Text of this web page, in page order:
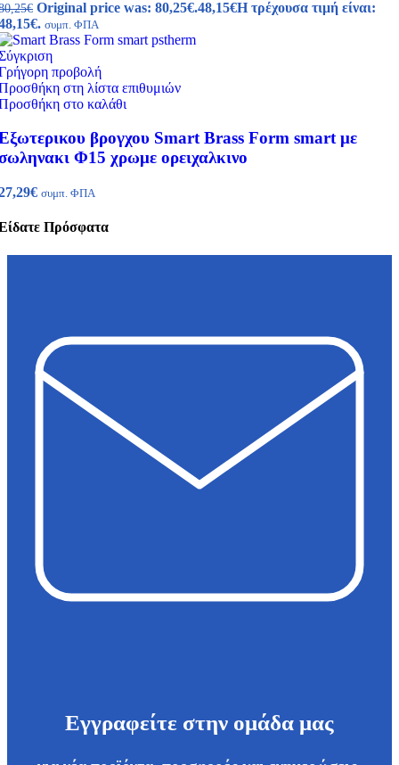
€ Original price was: 80,25€.48,15€Η τρέχουσα τιμή είναι:
συμπ. ΦΠΑ
προβολή
στη λίστα επιθυμιών
στο καλάθι
βρογχου Smart Brass Form smart με
Φ15 χρωμε ορειχαλκινο
€ συμπ. ΦΠΑ
Πρόσφατα
Εγγραφείτε στην ομάδα μας